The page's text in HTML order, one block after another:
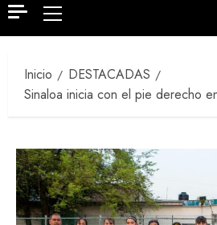
Menú
principal
Inicio
DESTACADAS
Sinaloa inicia con el pie derecho